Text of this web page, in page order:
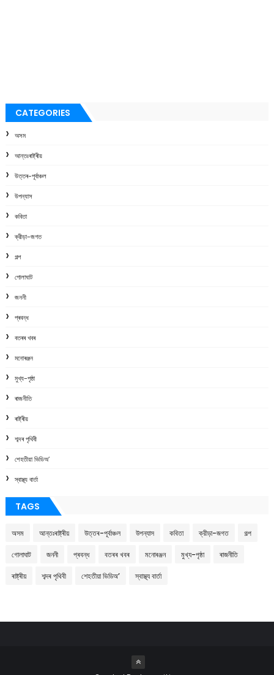
CATEGORIES
অসম
আন্তঃৰাষ্ট্ৰীয়
উত্তৰ-পূৰ্বাঞ্চল
উপন্যাস
কবিতা
ক্রীড়া-জগত
গল্প
গোলাঘাট
জননী
প্ৰবন্ধ
বতৰৰ খবৰ
মনোৰঞ্জন
মুখ্য-পৃষ্ঠা
ৰাজনীতি
ৰাষ্ট্ৰীয়
শব্দৰ পৃথিবী
শেহতীয়া ভিডিঅ’
স্বাস্থ্য বাৰ্তা
TAGS
অসম আন্তঃৰাষ্ট্ৰীয় উত্তৰ-পূৰ্বাঞ্চল উপন্যাস কবিতা ক্রীড়া-জগত গল্প
গোলাঘাট জননী প্ৰবন্ধ বতৰৰ খবৰ মনোৰঞ্জন মুখ্য-পৃষ্ঠা ৰাজনীতি
ৰাষ্ট্ৰীয় শব্দৰ পৃথিবী শেহতীয়া ভিডিঅ’ স্বাস্থ্য বাৰ্তা